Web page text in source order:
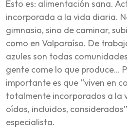
Esto es: alimentación sana.
incorporada a la vida diaria.
gimnasio, sino de caminar,
como en Valparaíso. De
azules son todas
gente come lo que produce…
importante es que “viven en
totalmente incorporados a la
oídos, incluidos,
especialista.